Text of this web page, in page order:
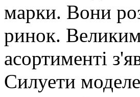
марки. Вони
ринок. Великим
асортименті
Силуети